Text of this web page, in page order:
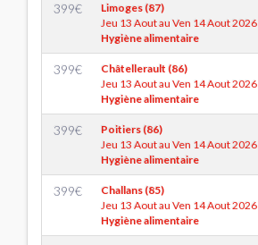
399€
Limoges (87)
Jeu 13 Aout au Ven 14 Aout 2026
Hygiène alimentaire
399€
Châtellerault (86)
Jeu 13 Aout au Ven 14 Aout 2026
Hygiène alimentaire
399€
Poitiers (86)
Jeu 13 Aout au Ven 14 Aout 2026
Hygiène alimentaire
399€
Challans (85)
Jeu 13 Aout au Ven 14 Aout 2026
Hygiène alimentaire